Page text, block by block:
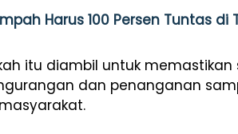
Harus 100 Persen Tuntas
itu diambil untuk memastikan
dan penanganan
masyarakat.